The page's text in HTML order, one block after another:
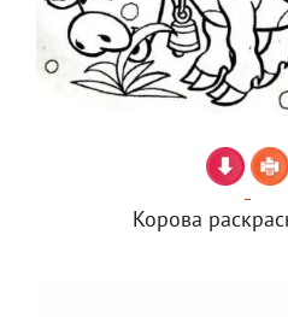
Корова